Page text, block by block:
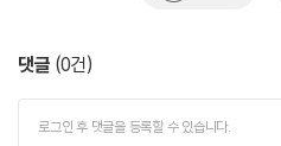
댓글 (0건)